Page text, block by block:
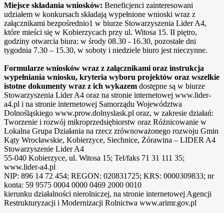
Miejsce składania wniosków: Beneficjenci zainteresowani
udziałem w konkursach składają wypełnione wnioski wraz z
załącznikami bezpośrednio1 w biurze Stowarzyszenia Lider A4,
które mieści się w Kobierzycach przy ul. Witosa 15. II piętro,
godziny otwarcia biura: w środy 08.30 - 16.30, pozostałe dni
tygodnia 7.30 – 15.30, w soboty i niedziele biuro jest nieczynne.
Formularze wniosków wraz z załącznikami oraz instrukcja
wypełniania wniosku, kryteria wyboru projektów oraz wszelkie
istotne dokumenty wraz z ich wykazem dostępne są w biurze
Stowarzyszenia Lider A4 oraz na stronie internetowej www.lider-
a4.pl i na stronie internetowej Samorządu Województwa
Dolnośląskiego www.prow.dolnyslask.pl oraz, w zakresie działań:
Tworzenie i rozwój mikroprzedsiębiorstw oraz Różnicowanie w
Lokalna Grupa Działania na rzecz zrównoważonego rozwoju Gmin
Kąty Wrocławskie, Kobierzyce, Siechnice, Żórawina – LIDER A4
Stowarzyszenie Lider A4
55-040 Kobierzyce, ul. Witosa 15; Tel/faks 71 31 111 35;
www.lider-a4.pl
NIP: 896 14 72 454; REGON: 020831725; KRS: 0000309833; nr
konta: 59 9575 0004 0000 0469 2000 0010
kierunku działalności nierolniczej, na stronie internetowej Agencji
Restrukturyzacji i Modernizacji Rolnictwa www.arimr.gov.pl